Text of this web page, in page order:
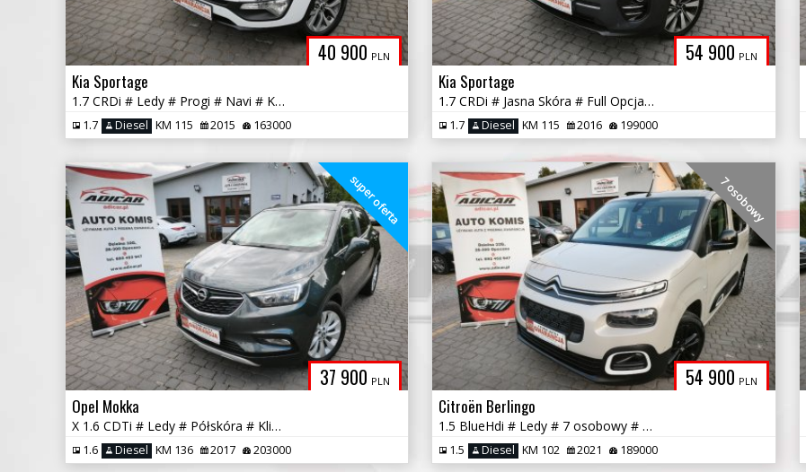
40 900 PLN
Kia Sportage
1.7 CRDi # Ledy # Progi # Navi # Kamera # Skóra # GWARANCJA !!!
1.7 Diesel KM 115 2015 163000
54 900 PLN
Kia Sportage
1.7 CRDi # Jasna Skóra # Full Opcja # Piękna # Serwis # GWARANCJA !!
1.7 Diesel KM 115 2016 199000
37 900 PLN
super oferta
Opel Mokka
X 1.6 CDTi # Ledy # Półskóra # Klimatronik # Kamera # GWARANCJA!!!
1.6 Diesel KM 136 2017 203000
54 900 PLN
7 osobowy
Citroën Berlingo
1.5 BlueHdi # Ledy # 7 osobowy # Navi # PDC # Piękny # GWARANCJA!!!
1.5 Diesel KM 102 2021 189000